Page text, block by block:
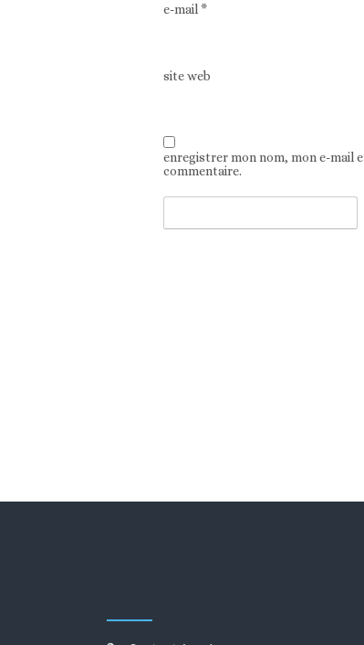
e-mail *
site web
enregistrer mon nom, mon e-mail
commentaire.